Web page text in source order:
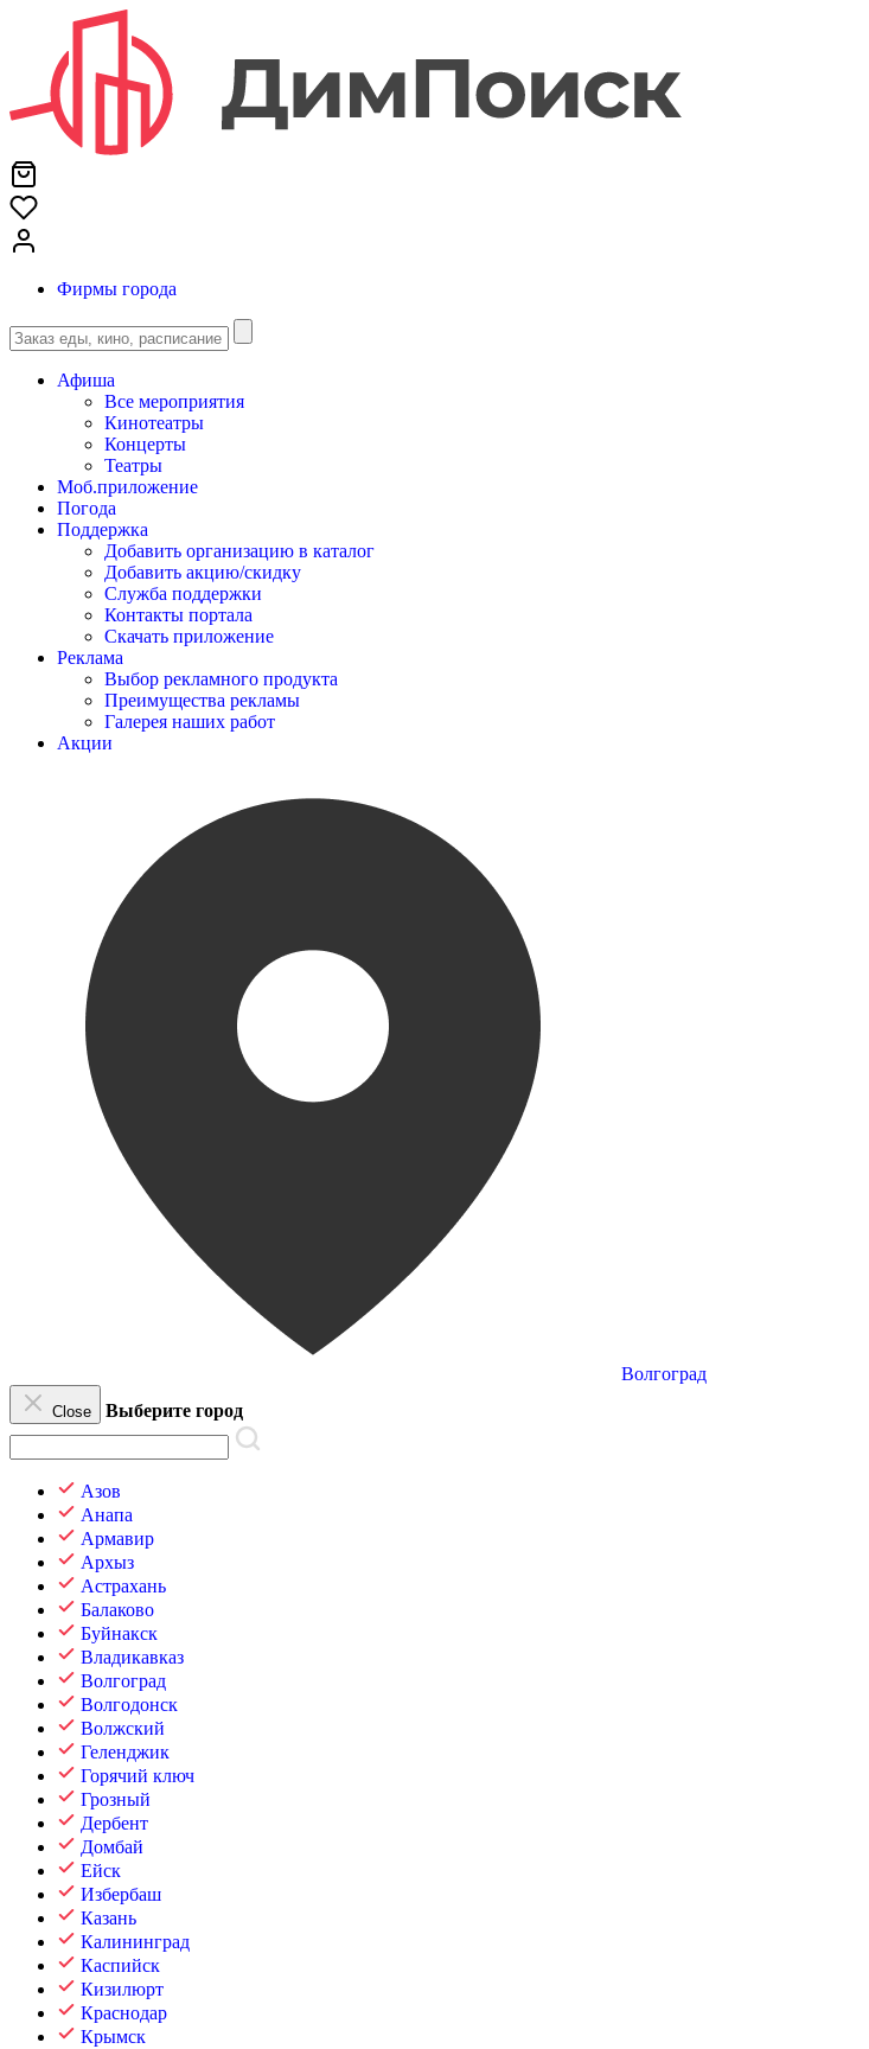
Фирмы города
Афиша
Все мероприятия
Кинотеатры
Концерты
Театры
Моб.приложение
Погода
Поддержка
Добавить организацию в каталог
Добавить акцию/скидку
Служба поддержки
Контакты портала
Скачать приложение
Реклама
Выбор рекламного продукта
Преимущества рекламы
Галерея наших работ
Акции
Волгоград
Close Выберите город
Азов
Анапа
Армавир
Архыз
Астрахань
Балаково
Буйнакск
Владикавказ
Волгоград
Волгодонск
Волжский
Геленджик
Горячий ключ
Грозный
Дербент
Домбай
Ейск
Избербаш
Казань
Калининград
Каспийск
Кизилюрт
Краснодар
Крымск